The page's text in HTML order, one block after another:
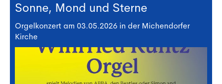
Sonne, Mond und Sterne
Orgelkonzert am 03.05.2026 in der Michendorfer
Kirche